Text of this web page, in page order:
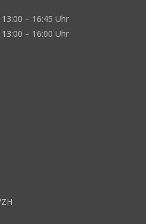
– 16:45 Uhr
– 16:00 Uhr